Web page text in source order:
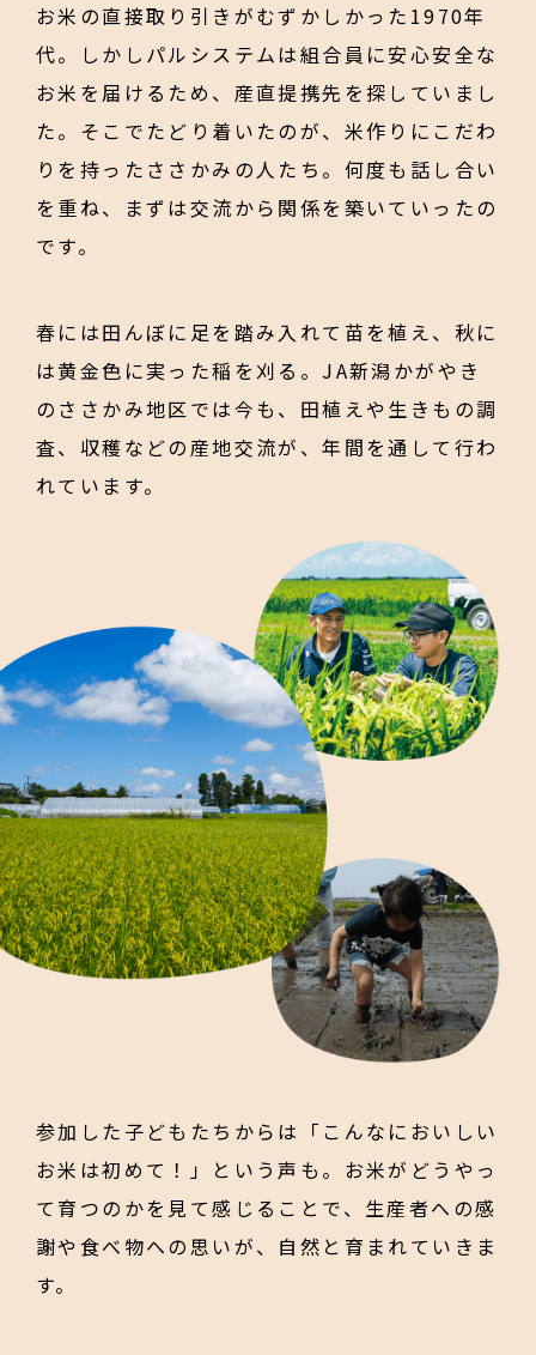
お米の直接取り引きがむずかしかった1970年
代。しかしパルシステムは組合員に安心安全な
お米を届けるため、産直提携先を探していまし
た。そこでたどり着いたのが、米作りにこだわ
りを持ったささかみの人たち。何度も話し合い
を重ね、まずは交流から関係を築いていったの
です。
春には田んぼに足を踏み入れて苗を植え、秋に
は黄金色に実った稲を刈る。JA新潟かがやき
のささかみ地区では今も、田植えや生きもの調
査、収穫などの産地交流が、年間を通して行わ
れています。
参加した子どもたちからは「こんなにおいしい
お米は初めて！」という声も。お米がどうやっ
て育つのかを見て感じることで、生産者への感
謝や食べ物への思いが、自然と育まれていきま
す。
海を越えてつながる
つながりをもっと深める
文化を次世代につなげる
産地
作り手と食べ手が
つながり続けるための「約束」。
産地との約束